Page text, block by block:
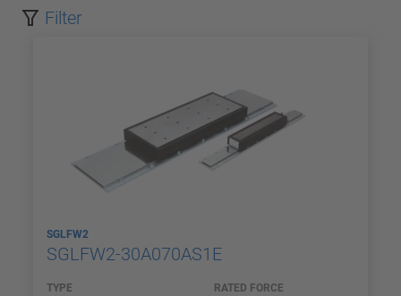
Filter
SGLFW2
SGLFW2-30A070AS1E
TYPE RATED FORCE